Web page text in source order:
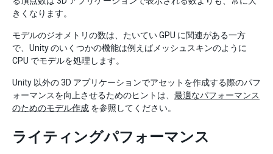
きくなります。
モデルのジオメトリの数は、たいてい GPU に関連がある一方
で、Unity のいくつかの機能は例えばメッシュスキンのように
CPU でモデルを処理します。
Unity 以外の 3D アプリケーションでアセットを作成する際のパフ
ォーマンスを向上させるためのヒントは、 最適なパフォーマンス
のためのモデル作成 を参照してください。
ライティングパフォーマンス